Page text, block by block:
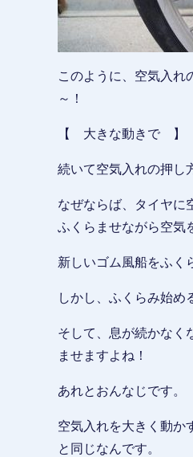
このように、空気入れ
～！
【 大きな動きで 】
続いて空気入れの押し
なぜならば、タイヤに
ふくらませながら空気
新しいゴム風船をふく
しかし、ふくらみ始め
そして、息が続かなく
ませますよね！
あれとおんなじです。
空気入れを大きく動か
と同じなんです。